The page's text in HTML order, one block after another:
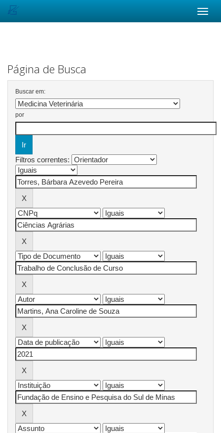
Página de Busca
Buscar em:
por
Filtros correntes: